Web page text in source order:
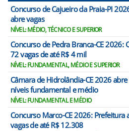
Concurso de Cajueiro da Praia-PI
abre vagas
NÍVEL: MÉDIO, TÉCNICO E SUPERIOR
Concurso de Pedra Branca-CE 2026:
72 vagas de até R$ 4 mil
NÍVEL: FUNDAMENTAL, MÉDIO E SUPERIOR
Câmara de Hidrolândia-CE 2026 abre
níveis fundamental e médio
NÍVEL: FUNDAMENTAL E MÉDIO
Concurso Marco-CE 2026: Prefeitura
vagas de até R$ 12.308